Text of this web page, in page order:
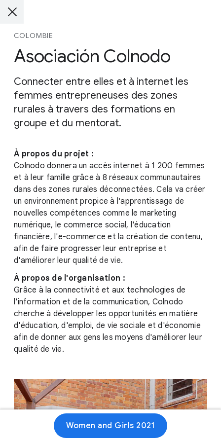
COLOMBIE
Asociación Colnodo
Connecter entre elles et à internet les
femmes entrepreneuses des zones
rurales à travers des formations en
groupe et du mentorat.
À propos du projet :
Colnodo donnera un accès internet à 1 200 femmes
et à leur famille grâce à 8 réseaux communautaires
dans des zones rurales déconnectées. Cela va créer
un environnement propice à l'apprentissage de
nouvelles compétences comme le marketing
numérique, le commerce social, l'éducation
financière, l'e-commerce et la création de contenu,
afin de faire progresser leur entreprise et
d'améliorer leur qualité de vie.
À propos de l'organisation :
Grâce à la connectivité et aux technologies de
l'information et de la communication, Colnodo
cherche à développer les opportunités en matière
d'éducation, d'emploi, de vie sociale et d'économie
afin de donner aux gens les moyens d'améliorer leur
qualité de vie.
Women and Girls 2021